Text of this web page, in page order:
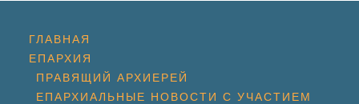
ГЛАВНАЯ
ЕПАРХИЯ
ПРАВЯЩИЙ АРХИЕРЕЙ
ЕПАРХИАЛЬНЫЕ НОВОСТИ С УЧАСТИЕМ